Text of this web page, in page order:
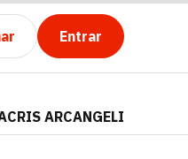
Entrar
CRIS ARCANGELI